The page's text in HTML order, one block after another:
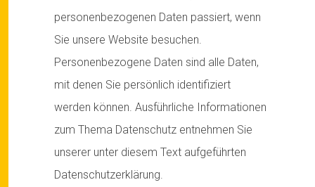
personenbezogenen Daten passiert, wenn
Sie unsere Website besuchen.
Personenbezogene Daten sind alle Daten,
mit denen Sie persönlich identifiziert
werden können. Ausführliche Informationen
zum Thema Datenschutz entnehmen Sie
unserer unter diesem Text aufgeführten
Datenschutzerklärung.